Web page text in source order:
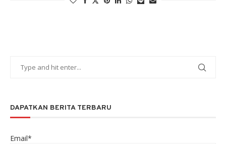
DAPATKAN BERITA TERBARU
Email*